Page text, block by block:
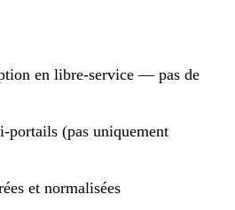
en libre-service — pas de
portails (pas uniquement
et normalisées